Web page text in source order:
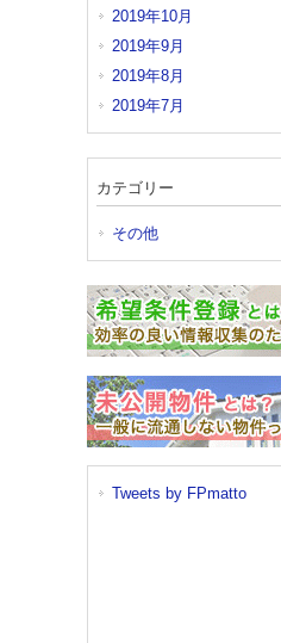
2019年10月
2019年9月
2019年8月
2019年7月
カテゴリー
その他
Tweets by FPmatto